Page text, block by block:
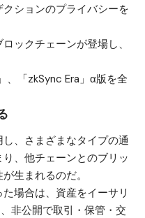
ションのプライバシーを
ックチェーンが登場し、
、「zkSync Era」α版を全
、さまざまなタイプの通
、他チェーンとのブリッ
生まれるのだ。
場合は、資産をイーサリ
非公開で取引・保管・交